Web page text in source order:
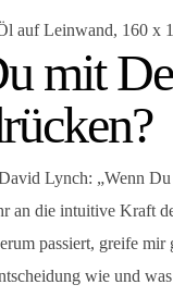
auf Leinwand, 160 x
mit
Lynch: „Wenn Du
an die intuitive Kraft
passiert, greife mir
wie und